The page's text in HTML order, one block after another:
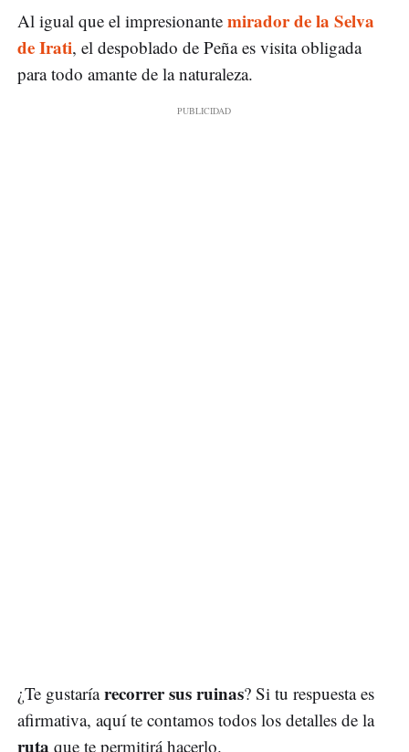
Al igual que el impresionante mirador de la Selva
de Irati, el despoblado de Peña es visita obligada
para todo amante de la naturaleza.
¿Te gustaríarecorrer sus ruinas? Si tu respuesta es
afirmativa, aquí te contamos todos los detalles de la
ruta que te permitirá hacerlo.